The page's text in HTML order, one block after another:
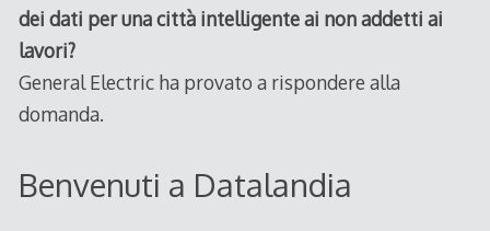
dei dati per una città intelligente ai non addetti ai
lavori?
General Electric ha provato a rispondere alla
domanda.
Benvenuti a Datalandia